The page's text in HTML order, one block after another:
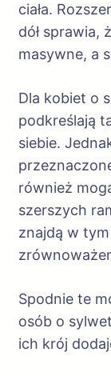
ciała.
dół sprawia,
masywne, a
Dla kobiet o
podkreślają
siebie.
również
szerszych
znajdą w
Spodnie te
osób o
ich krój